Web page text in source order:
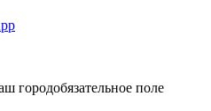
городобязательное поле